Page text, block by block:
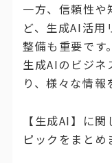
一方、信頼性や
ど、生成AI活
整備も重要です
生成AIのビジネ
り、様々な情報
【生成AI】に
ピックをまとめ